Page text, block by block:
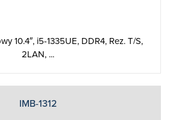
10.4″, i5-1335UE, DDR4, Rez. T/S,
2LAN, ...
IMB-1312